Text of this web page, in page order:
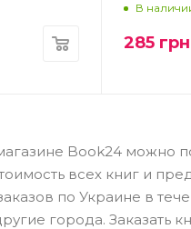
В
285грн
Book24 можно
всех книг и
по Украине в
города. Заказать